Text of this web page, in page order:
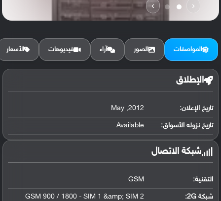
‹
›
المواصفات الصور آراء فيديوهات الأسعار
الإطلاق
تاريخ الإعلان: 2012, May
تاريخ نزوله الأسواق: Available
شبكة الاتصال
التقنية: GSM
شبكة 2G: GSM 900 / 1800 - SIM 1 &amp; SIM 2